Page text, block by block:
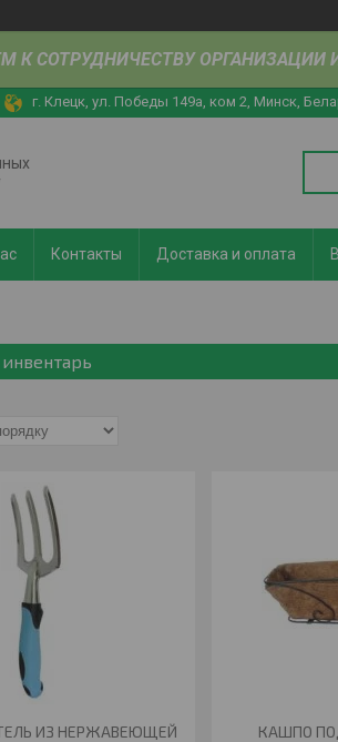
К СОТРУДНИЧЕСТВУ ОРГАНИЗАЦИИ
г. Клецк, ул. Победы 149а, ком 2, Минск,
Контакты Доставка и оплата
ИЗ НЕРЖАВЕЮЩЕЙ
КАШПО